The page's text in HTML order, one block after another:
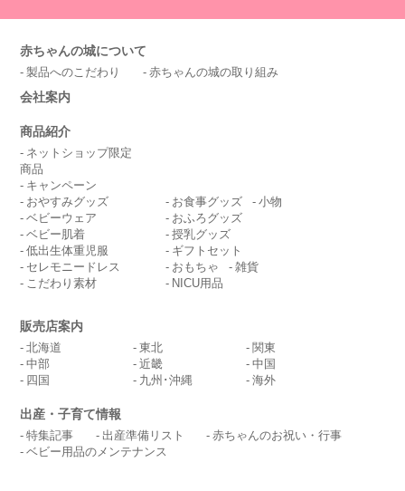
赤ちゃんの城について
製品へのこだわり 赤ちゃんの城の取り組み
会社案内
商品紹介
ネットショップ限定
商品
キャンペーン
おやすみグッズ
ベビーウェア
ベビー肌着
低出生体重児服
セレモニードレス
こだわり素材
お食事グッズ
小物
おふろグッズ
授乳グッズ
ギフトセット
おもちゃ
雑貨
NICU用品
販売店案内
北海道 東北
関東
中部
近畿
中国
四国
九州･沖縄 海外
出産・子育て情報
特集記事 出産準備リスト
赤ちゃんのお祝い・行事
ベビー用品のメンテナンス